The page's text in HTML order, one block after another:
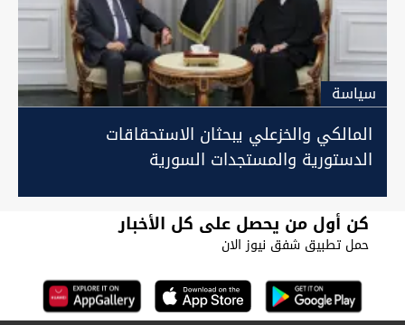
سیاسة
المالكي والخزعلي يبحثان الاستحقاقات
الدستورية والمستجدات السورية
كن أول من يحصل على كل الأخبار
حمل تطبيق شفق نيوز الان